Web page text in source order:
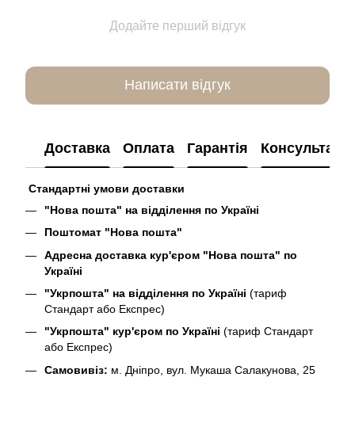
Додайте перший відгук
Написати відгук
Доставка Оплата Гарантія Консультація
Стандартні умови доставки
"Нова пошта" на відділення по Україні
Поштомат "Нова пошта"
Адресна доставка кур'єром "Нова пошта" по
Україні
"Укрпошта" на відділення по Україні (тариф
Стандарт або Експрес)
"Укрпошта" кур'єром по Україні (тариф Стандарт
або Експрес)
Самовивіз: м. Дніпро, вул. Мукаша Салакунова, 25